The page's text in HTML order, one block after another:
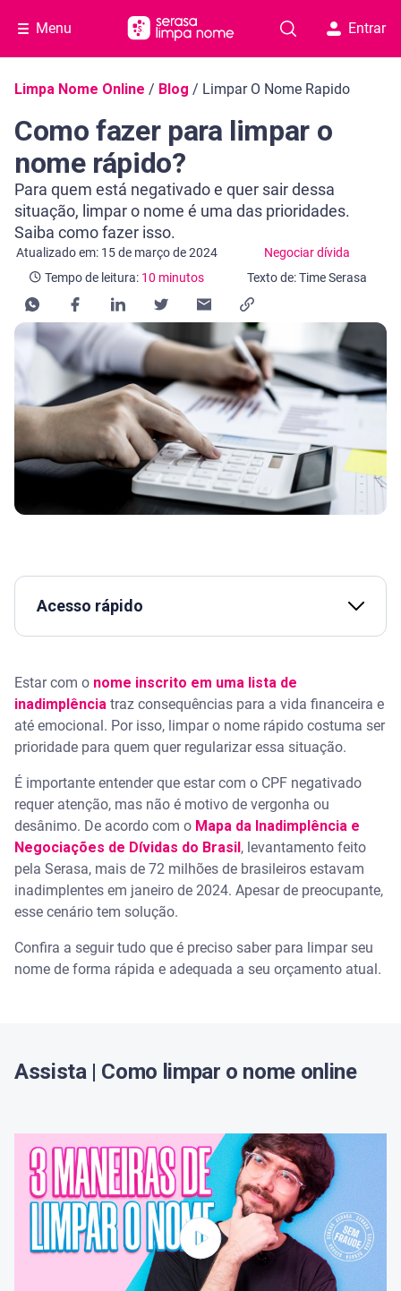
Menu Entrar
Navegação do blog
Limpa Nome Online / Blog / Limpar O Nome Rapido
Como fazer para limpar o
nome rápido?
Para quem está negativado e quer sair dessa
situação, limpar o nome é uma das prioridades.
Saiba como fazer isso.
Atualizado em: 15 de março de 2024 Negociar dívida
Categoria Negociar dívida
Tempo de leitura: 10 minutos
Tempo de leitura: 10 minutos
Texto de: Time Serasa
Acesso rápido
Como limpar o nome rápido?
Passo a passo para quitar dívidas
• Acesse o Serasa Limpa Nome
• Faça seu login
• Confira os detalhes da oferta
• Confirme as condições de pagamento escolhidas
Como pagar meu acordo?
• Serviço gratuito
• Regularização de dívidas antigas
• Soluções financeiras
Qual é o prazo para o nome ser excluído do
cadastro de inadimplentes?
Estar com o nome inscrito em uma lista de
inadimplência traz consequências para a vida financeira e
até emocional. Por isso, limpar o nome rápido costuma ser
prioridade para quem quer regularizar essa situação.
É importante entender que estar com o CPF negativado
requer atenção, mas não é motivo de vergonha ou
desânimo. De acordo com o Mapa da Inadimplência e
Negociações de Dívidas do Brasil , levantamento feito
pela Serasa, mais de 72 milhões de brasileiros estavam
inadimplentes em janeiro de 2024. Apesar de preocupante,
esse cenário tem solução.
Confira a seguir tudo que é preciso saber para limpar seu
nome de forma rápida e adequada a seu orçamento atual.
Assista | Como limpar o nome online